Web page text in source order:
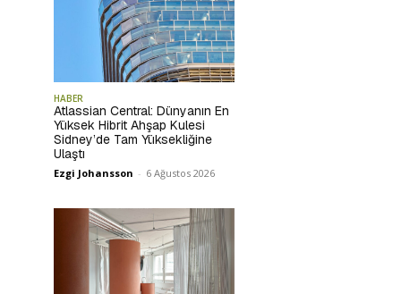
HABER
Atlassian Central: Dünyanın En
Yüksek Hibrit Ahşap Kulesi
Sidney’de Tam Yüksekliğine
Ulaştı
Ezgi Johansson - 6 Ağustos 2026